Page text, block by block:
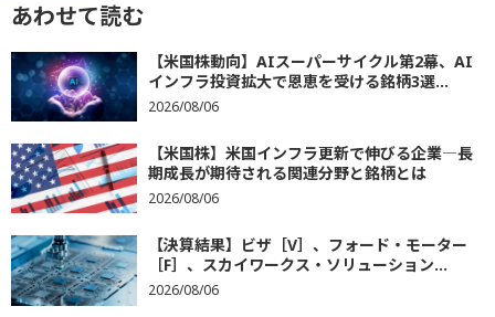
あわせて読む
【米国株動向】AIスーパーサイクル第2幕、AI
インフラ投資拡大で恩恵を受ける銘柄3選...
2026/08/06
【米国株】米国インフラ更新で伸びる企業―長
期成長が期待される関連分野と銘柄とは
2026/08/06
【決算結果】ビザ［V］、フォード・モーター
［F］、スカイワークス・ソリューション...
2026/08/06